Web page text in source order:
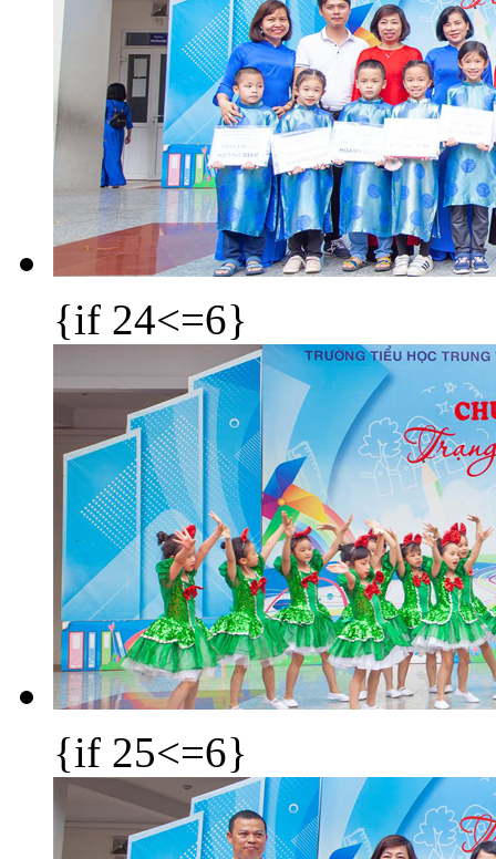
{if 24<=6}
{if 25<=6}